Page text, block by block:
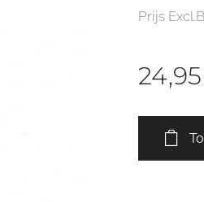
Prijs
24,95